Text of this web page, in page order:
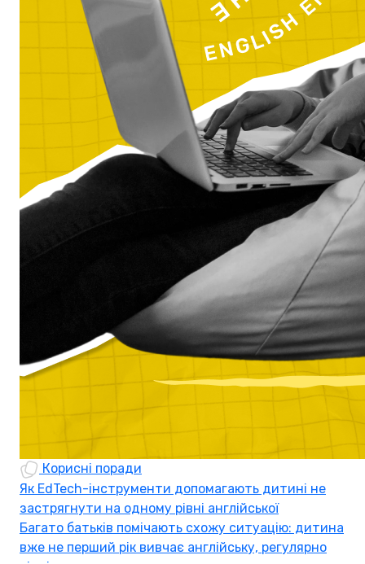
Корисні поради
Як EdTech-інструменти допомагають дитині не
застрягнути на одному рівні англійської
Багато батьків помічають схожу ситуацію: дитина
вже не перший рік вивчає англійську, регулярно